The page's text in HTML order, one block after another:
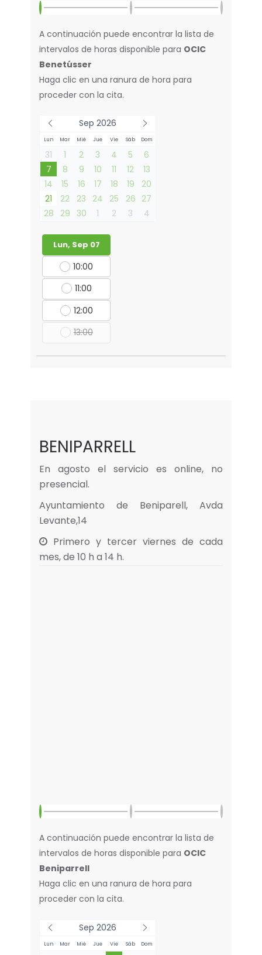
A continuación puede encontrar la lista de
intervalos de horas disponible para OCIC
Benetússer
Haga clic en una ranura de hora para
proceder con la cita.
Sep 2026
Lun Mar Mié Jue Vie Sáb Dom
31 1 2 3 4 5
6
7
8 9 10 11 12
13
14
15 16 17 18 19
20
21
22 23 24 25 26 27
28
29 30 1 2 3 4
Lun, Sep 07
10:00
11:00
12:00
13:00
BENIPARRELL
En agosto el servicio es online, no
presencial.
Ayuntamiento de Beniparell, Avda
Levante,14
Primero y tercer viernes de cada
mes, de 10 h a 14 h.
A continuación puede encontrar la lista de
intervalos de horas disponible para OCIC
Beniparrell
Haga clic en una ranura de hora para
proceder con la cita.
Sep 2026
Lun Mar Mié Jue Vie Sáb Dom